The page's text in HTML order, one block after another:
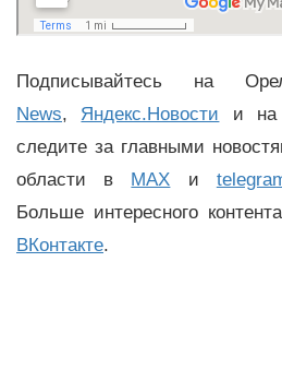
Подписывайтесь на
News, Яндекс.Новости и
следите за главными
области в MAX и
Больше интересного
ВКонтакте.